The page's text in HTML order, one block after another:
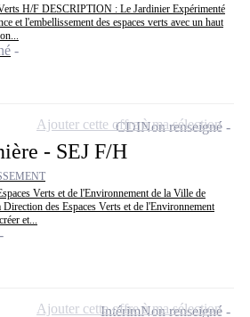
H/F DESCRIPTION : Le Jardinier Expérimenté
et l'embellissement des espaces verts avec un haut
- SEJ F/H
Verts et de l'Environnement de la Ville de
des Espaces Verts et de l'Environnement
et...
CDINon renseigné
Ajouter cette offre à ma sélection
IntérimNon renseigné
Ajouter cette offre à ma sélection